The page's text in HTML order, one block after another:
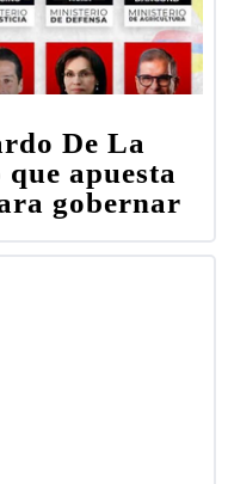
De La
apuesta
gobernar